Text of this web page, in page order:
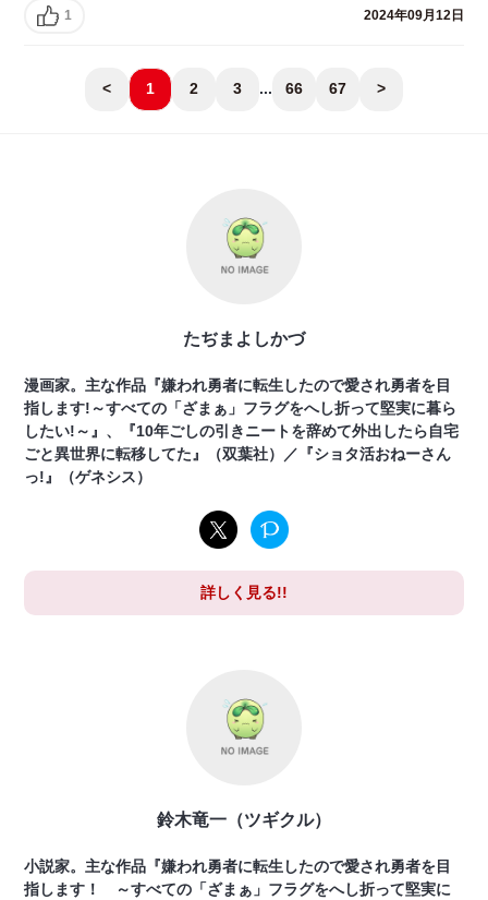
1 2024年09月12日
< 1 2 3 ... 66 67 >
たぢまよしかづ
漫画家。主な作品『嫌われ勇者に転生したので愛され勇者を目
指します!～すべての「ざまぁ」フラグをへし折って堅実に暮ら
したい!～』、『10年ごしの引きニートを辞めて外出したら自宅
ごと異世界に転移してた』（双葉社）／『ショタ活おねーさん
っ!』（ゲネシス）
詳しく見る!!
鈴木竜一（ツギクル）
小説家。主な作品『嫌われ勇者に転生したので愛され勇者を目
指します！ ～すべての「ざまぁ」フラグをへし折って堅実に